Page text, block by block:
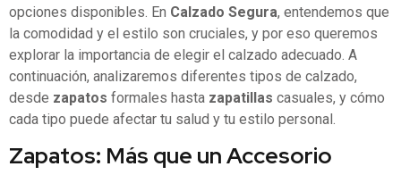
opciones disponibles. En Calzado Segura, entendemos que
la comodidad y el estilo son cruciales, y por eso queremos
explorar la importancia de elegir el calzado adecuado. A
continuación, analizaremos diferentes tipos de calzado,
desde zapatos formales hasta zapatillas casuales, y cómo
cada tipo puede afectar tu salud y tu estilo personal.
Zapatos: Más que un Accesorio